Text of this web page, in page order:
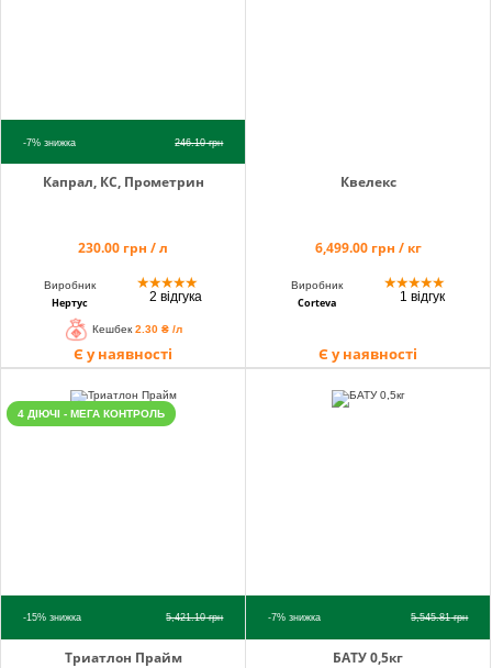
-7%знижка 246.10грн
Капрал, КС, Прометрин
230.00 грн / л
Виробник
Нертус
★★★★★
2 відгука
Кешбек 2.30 ₴ /л
Є у наявності
Квелекс
6,499.00 грн / кг
Виробник
Corteva
★★★★★
1 відгук
Є у наявності
4 ДІЮЧІ - МЕГА КОНТРОЛЬ
-15%знижка 5,421.10грн
Триатлон Прайм
-7%знижка 5,545.81грн
БАТУ 0,5кг